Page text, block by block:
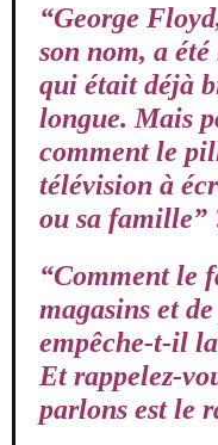
“George
son nom, a
qui était déjà
longue. Mais
comment le
télévision à
ou sa famille”
“Comment le
magasins et
empêche-t-il
Et rappelez-
parlons est le